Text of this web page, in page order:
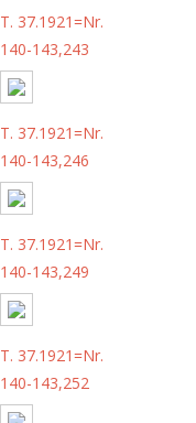
T. 37.1921=Nr.
140-143,243
T. 37.1921=Nr.
140-143,246
T. 37.1921=Nr.
140-143,249
T. 37.1921=Nr.
140-143,252